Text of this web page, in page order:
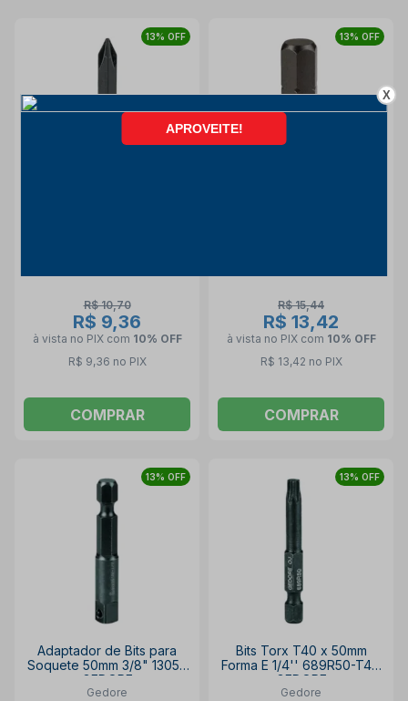
13% OFF
R$ 10,70
R$ 9,36
à vista no PIX com 10% OFF
R$ 9,36 no PIX
COMPRAR
13% OFF
R$ 15,44
R$ 13,42
à vista no PIX com 10% OFF
R$ 13,42 no PIX
COMPRAR
13% OFF
Adaptador de Bits para
Soquete 50mm 3/8" 13052
GEDORE
Gedore
13% OFF
Bits Torx T40 x 50mm
Forma E 1/4'' 689R50-T40
GEDORE
Gedore
X